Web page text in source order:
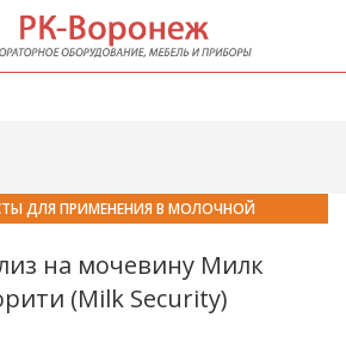
ДЛЯ ПРИМЕНЕНИЯ В МОЛОЧНОЙ
на мочевину Милк
(Milk Security)